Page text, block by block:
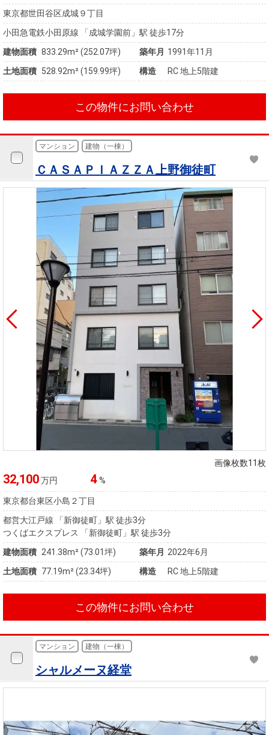
東京都世田谷区成城９丁目
小田急電鉄小田原線 「成城学園前」駅 徒歩17分
建物面積 833.29m² (252.07坪) 築年月
1991年11月
土地面積 528.92m² (159.99坪) 構造 RC 地上5階建
この物件にお問い合わせ
マンション 建物（一棟）
ＣＡＳＡＰＩＡＺＺＡ上野御徒町
画像枚数11枚
32,100万円 4%
東京都台東区小島２丁目
都営大江戸線 「新御徒町」駅 徒歩3分
つくばエクスプレス 「新御徒町」駅 徒歩3分
建物面積 241.38m² (73.01坪) 築年月 2022年6月
土地面積 77.19m² (23.34坪) 構造 RC 地上5階建
この物件にお問い合わせ
マンション 建物（一棟）
シャルメーヌ経堂